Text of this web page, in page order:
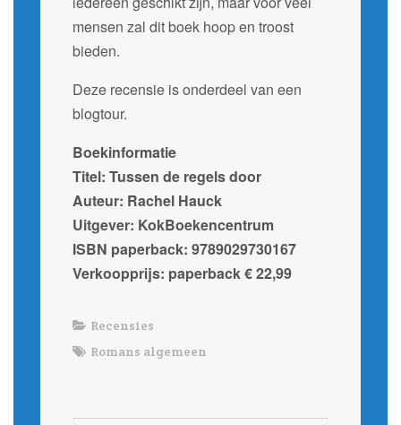
mensen zal dit boek hoop en troost
bieden.
Deze recensie is onderdeel van een
blogtour.
Boekinformatie
Titel: Tussen de regels door
Auteur: Rachel Hauck
Uitgever: KokBoekencentrum
ISBN paperback: 9789029730167
Verkoopprijs: paperback € 22,99
Recensies
Romans algemeen